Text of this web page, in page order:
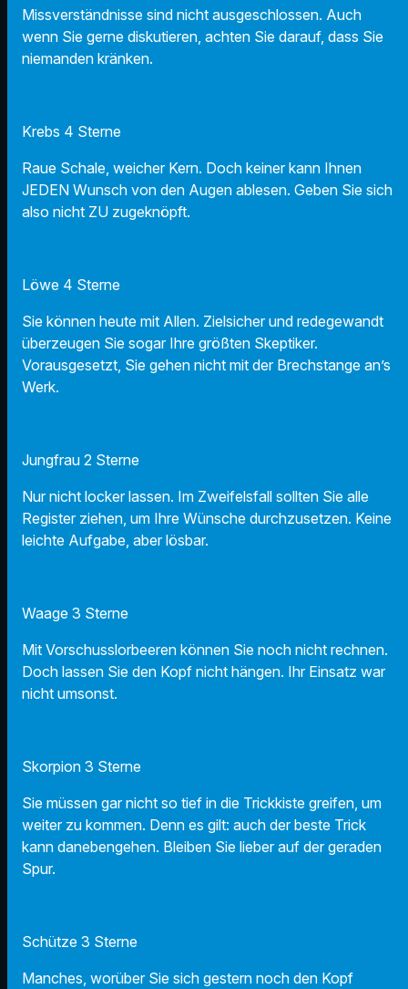
Missverständnisse sind nicht ausgeschlossen. Auch
wenn Sie gerne diskutieren, achten Sie darauf, dass Sie
niemanden kränken.
Krebs 4 Sterne
Raue Schale, weicher Kern. Doch keiner kann Ihnen
JEDEN Wunsch von den Augen ablesen. Geben Sie sich
also nicht ZU zugeknöpft.
Löwe 4 Sterne
Sie können heute mit Allen. Zielsicher und redegewandt
überzeugen Sie sogar Ihre größten Skeptiker.
Vorausgesetzt, Sie gehen nicht mit der Brechstange an’s
Werk.
Jungfrau 2 Sterne
Nur nicht locker lassen. Im Zweifelsfall sollten Sie alle
Register ziehen, um Ihre Wünsche durchzusetzen. Keine
leichte Aufgabe, aber lösbar.
Waage 3 Sterne
Mit Vorschusslorbeeren können Sie noch nicht rechnen.
Doch lassen Sie den Kopf nicht hängen. Ihr Einsatz war
nicht umsonst.
Skorpion 3 Sterne
Sie müssen gar nicht so tief in die Trickkiste greifen, um
weiter zu kommen. Denn es gilt: auch der beste Trick
kann danebengehen. Bleiben Sie lieber auf der geraden
Spur.
Schütze 3 Sterne
Manches, worüber Sie sich gestern noch den Kopf